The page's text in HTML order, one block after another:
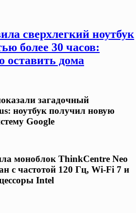
сверхлегкий ноутбук
более 30 часов:
оставить дома
загадочный
ноутбук получил новую
Google
моноблок ThinkCentre Neo
с частотой 120 Гц, Wi-Fi 7 и
Intel